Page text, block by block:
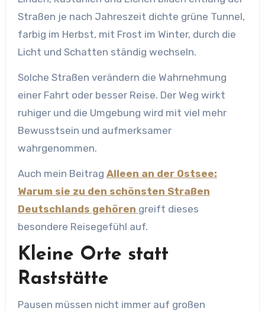
Straßen je nach Jahreszeit dichte grüne Tunnel,
farbig im Herbst, mit Frost im Winter, durch die
Licht und Schatten ständig wechseln.
Solche Straßen verändern die Wahrnehmung
einer Fahrt oder besser Reise. Der Weg wirkt
ruhiger und die Umgebung wird mit viel mehr
Bewusstsein und aufmerksamer
wahrgenommen.
Auch mein Beitrag Alleen an der Ostsee:
Warum sie zu den schönsten Straßen
Deutschlands gehören greift dieses
besondere Reisegefühl auf.
Kleine Orte statt
Raststätte
Pausen müssen nicht immer auf großen